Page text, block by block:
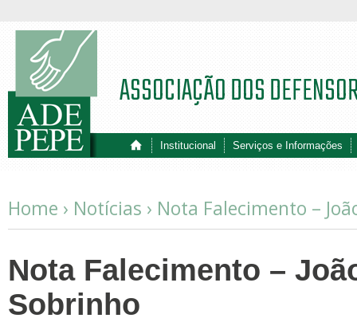
Institucional Serviços e Informações
ASSOCIAÇÃO DOS
Home › Notícias › Nota Falecimento –
Nota Falecimento –
Sobrinho